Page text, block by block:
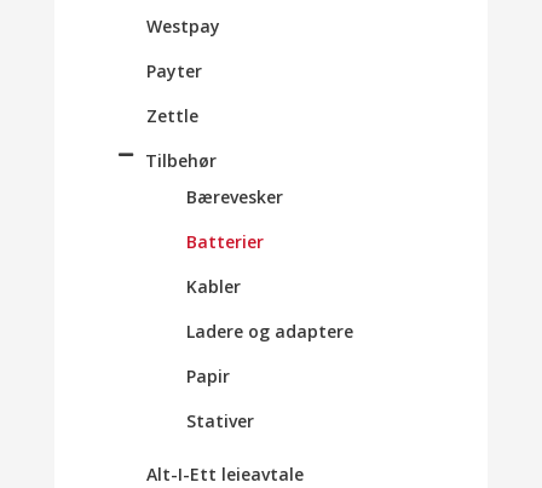
Westpay
Payter
Zettle
Tilbehør
Bærevesker
Batterier
Kabler
Ladere og adaptere
Papir
Stativer
Alt-I-Ett leieavtale